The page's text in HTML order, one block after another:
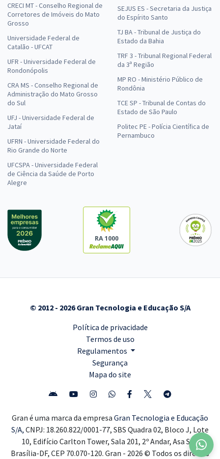
CRECI MT - Conselho Regional de
Corretores de Imóveis do Mato
Grosso
Universidade Federal de
Catalão - UFCAT
UFR - Universidade Federal de
Rondonópolis
CRA MS - Conselho Regional de
Administração do Mato Grosso
do Sul
UFJ - Universidade Federal de
Jataí
UFRN - Universidade Federal do
Rio Grande do Norte
UFCSPA - Universidade Federal
de Ciência da Saúde de Porto
Alegre
SEJUS ES - Secretaria da Justiça
do Espírito Santo
TJ BA - Tribunal de Justiça do
Estado da Bahia
TRF 3 - Tribunal Regional Federal
da 3ª Região
MP RO - Ministério Público de
Rondônia
TCE SP - Tribunal de Contas do
Estado de São Paulo
Politec PE - Polícia Científica de
Pernambuco
RA 1000
© 2012 - 2026 Gran Tecnologia e Educação S/A
Política de privacidade
Termos de uso
Regulamentos
Segurança
Mapa do site
Gran é uma marca da empresa Gran Tecnologia e Educação
S/A, CNPJ: 18.260.822/0001-77, SBS Quadra 02, Bloco J, Lote
10, Edifício Carlton Tower, Sala 201, 2º Andar, Asa Sul,
Brasília-DF, CEP 70.070-120. Gran - 2026 © Todos os direitos